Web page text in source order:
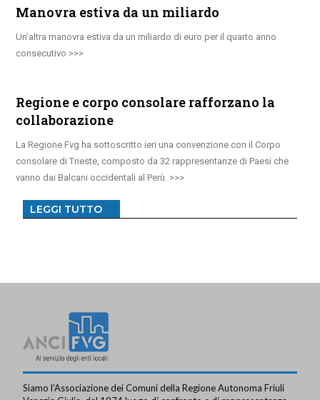
Manovra estiva da un miliardo
Un’altra manovra estiva da un miliardo di euro per il quarto anno
consecutivo
Regione e corpo consolare rafforzano la
collaborazione
La Regione Fvg ha sottoscritto ieri una convenzione con il Corpo
consolare di Trieste, composto da 32 rappresentanze di Paesi che
vanno dai Balcani occidentali al Perù.
LEGGI TUTTO
Siamo l’Associazione dei Comuni della Regione Autonoma Friuli